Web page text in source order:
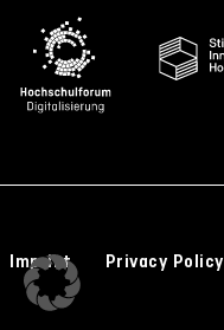
Imprint Privacy Policy